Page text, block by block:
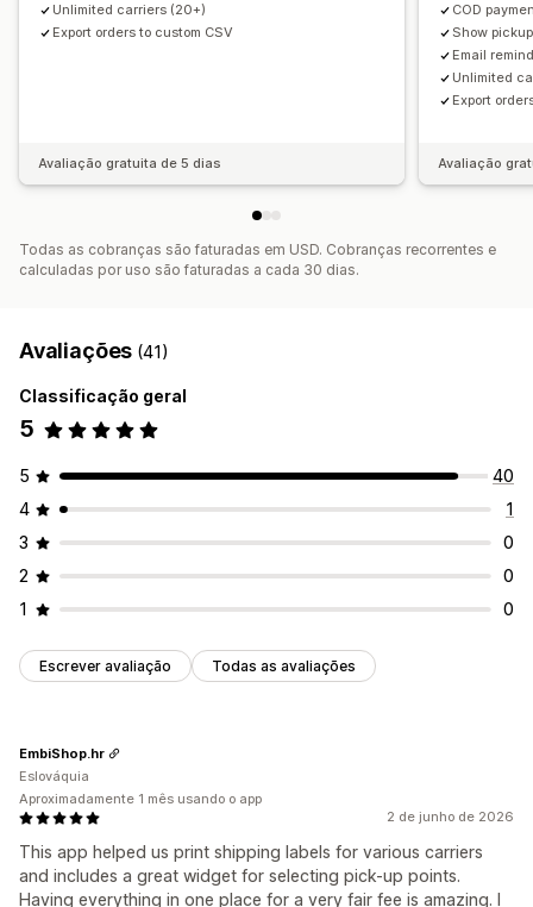
Unlimited carriers (20+)
Export orders to custom CSV
Avaliação gratuita de 5 dias
COD
Show
Email
Unlimited
Export
Avaliação
Todas as cobranças são faturadas em USD. Cobranças recorrentes e
calculadas por uso são faturadas a cada 30 dias.
Avaliações (41)
Classificação geral
5
5
40
4
1
3
0
2
0
1
0
Escrever avaliação Todas as avaliações
2 de junho de 2026
This app helped us print shipping labels for various carriers
and includes a great widget for selecting pick-up points.
Having everything in one place for a very fair fee is amazing. I
EmbiShop.hr
Eslováquia
Aproximadamente 1 mês usando o app